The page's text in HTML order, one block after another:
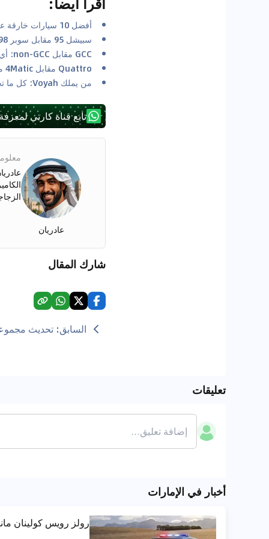
أفضل 10 سيارات خارقة على مر التاريخ
سبيشل 95 مقابل سوبر 98: فهم نوع الوقود الذي تحتاجه سيارتك في الإمارات العربية المتحدة
GCC مقابل non-GCC: أي المواصفات أفضل؟
Quattro مقابل 4Matic مقابل xDrive مقابل 4Motion: أي نظام دفع رباعي هو الأفضل للصحراء؟
من يملك Voyah: كل ما تحتاج إلى معرفته عن Voyah
تابع قناة كارتي
عادريان
شارك المقال
السابق: تحديث مجموعة 2025 ألفا روميو
تعليقات
أخبار في الإمارات
رولز رويس كولينان